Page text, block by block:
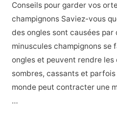
type
2
Conseils pour garder vos
champignons Saviez-vous
des ongles sont causées par
minuscules champignons se
ongles et peuvent rendre les
sombres, cassants et
monde peut contracter une
…